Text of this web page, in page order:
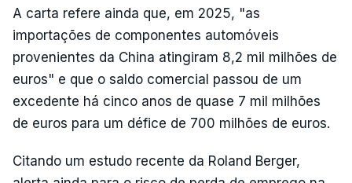
A carta refere ainda que, em 2025, "as
importações de componentes automóveis
provenientes da China atingiram 8,2 mil milhões de
euros" e que o saldo comercial passou de um
excedente há cinco anos de quase 7 mil milhões
de euros para um défice de 700 milhões de euros.
Citando um estudo recente da Roland Berger,